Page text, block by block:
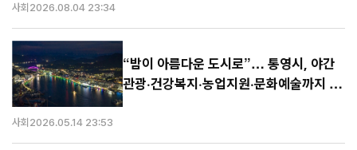
사회 2026.08.04 23:34
“밤이 아름다운 도시로”… 통영시, 야간
관광·건강복지·농업지원·문화예술까지 시
사회 2026.05.14 23:53